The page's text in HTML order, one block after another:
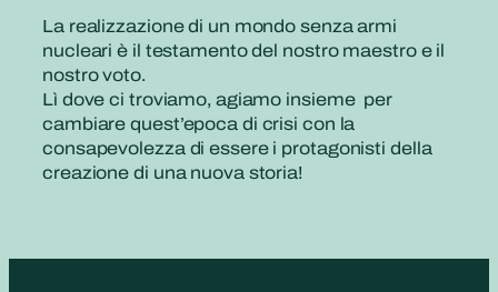
La realizzazione di un mondo senza armi
nucleari è il testamento del nostro maestro e il
nostro voto.
Lì dove ci troviamo, agiamo insieme per
cambiare quest’epoca di crisi con la
consapevolezza di essere i protagonisti della
creazione di una nuova storia!